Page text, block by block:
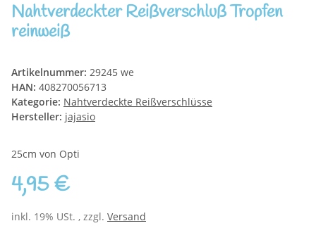
Nahtverdeckter Reißverschluß Tropfen
reinweiß
Artikelnummer: 29245 we
HAN: 408270056713
Kategorie: Nahtverdeckte Reißverschlüsse
Hersteller: jajasio
25cm von Opti
4,95 €
inkl. 19% USt. , zzgl. Versand